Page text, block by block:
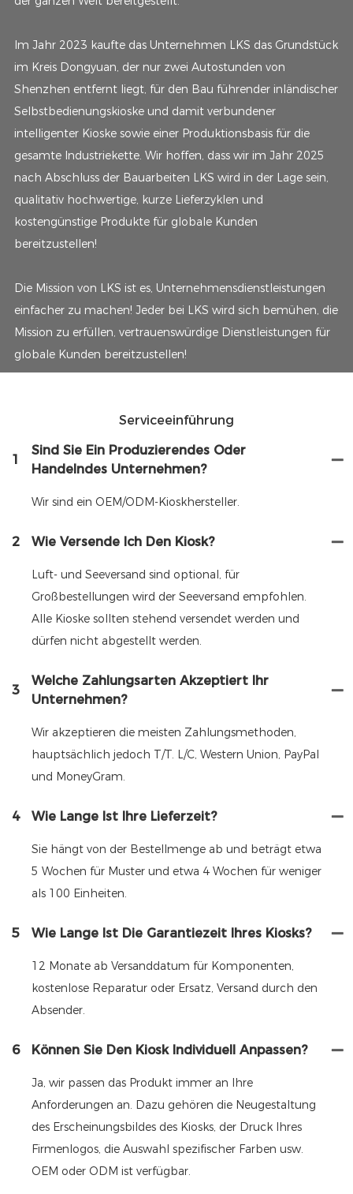
Im Jahr 2023 kaufte das Unternehmen LKS das Grundstück
im Kreis Dongyuan, der nur zwei Autostunden von
Shenzhen entfernt liegt, für den Bau führender inländischer
Selbstbedienungskioske und damit verbundener
intelligenter Kioske sowie einer Produktionsbasis für die
gesamte Industriekette. Wir hoffen, dass wir im Jahr 2025
nach Abschluss der Bauarbeiten LKS wird in der Lage sein,
qualitativ hochwertige, kurze Lieferzyklen und
kostengünstige Produkte für globale Kunden
bereitzustellen!
Die Mission von LKS ist es, Unternehmensdienstleistungen
einfacher zu machen! Jeder bei LKS wird sich bemühen, die
Mission zu erfüllen, vertrauenswürdige Dienstleistungen für
globale Kunden bereitzustellen!
Serviceeinführung
1
Sind Sie Ein Produzierendes Oder
Handelndes Unternehmen?
Wir sind ein OEM/ODM-Kioskhersteller.
2 Wie Versende Ich Den Kiosk?
Luft- und Seeversand sind optional, für
Großbestellungen wird der Seeversand empfohlen.
Alle Kioske sollten stehend versendet werden und
dürfen nicht abgestellt werden.
3
Welche Zahlungsarten Akzeptiert Ihr
Unternehmen?
Wir akzeptieren die meisten Zahlungsmethoden,
hauptsächlich jedoch T/T. L/C, Western Union, PayPal
und MoneyGram.
4 Wie Lange Ist Ihre Lieferzeit?
Sie hängt von der Bestellmenge ab und beträgt etwa
5 Wochen für Muster und etwa 4 Wochen für weniger
als 100 Einheiten.
5 Wie Lange Ist Die Garantiezeit Ihres Kiosks?
12 Monate ab Versanddatum für Komponenten,
kostenlose Reparatur oder Ersatz, Versand durch den
Absender.
6 Können Sie Den Kiosk Individuell Anpassen?
Ja, wir passen das Produkt immer an Ihre
Anforderungen an. Dazu gehören die Neugestaltung
des Erscheinungsbildes des Kiosks, der Druck Ihres
Firmenlogos, die Auswahl spezifischer Farben usw.
OEM oder ODM ist verfügbar.